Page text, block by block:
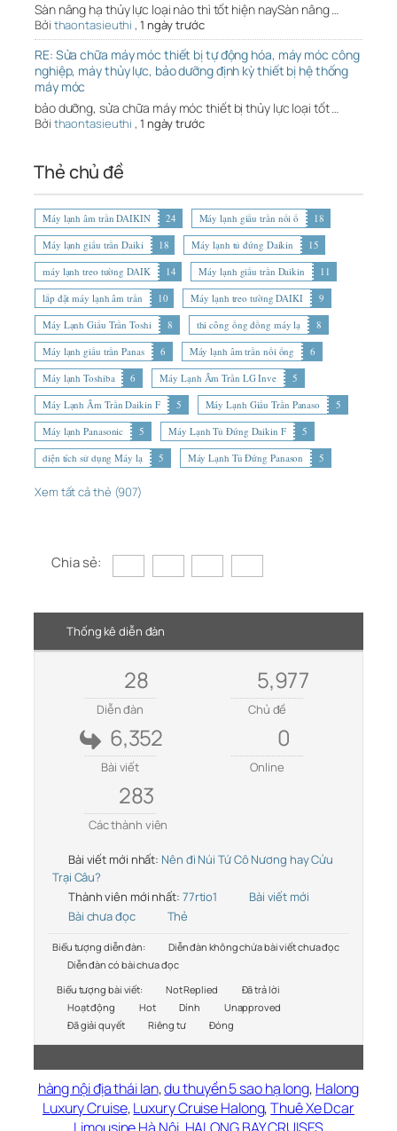
Sàn nâng hạ thủy lực loại nào thì tốt hiện naySàn nâng …
Bởi thaontasieuthi , 1 ngày trước
RE: Sửa chữa máy móc thiết bị tự động hóa, máy móc công
nghiệp, máy thủy lực, bảo dưỡng định kỳ thiết bị hệ thống
máy móc
bảo dưỡng, sửa chữa máy móc thiết bị thủy lực loại tốt …
Bởi thaontasieuthi , 1 ngày trước
Thẻ chủ đề
Máy lạnh âm trần DAIKIN 24 Máy lạnh giấu trần nối ố
18
Máy lạnh giấu trần Daiki
18 Máy lạnh tủ đứng Daikin
15
máy lạnh treo tường DAIK
14 Máy lạnh giấu trần Daikin
11
lắp đặt máy lạnh âm trần
10 Máy lạnh treo tường DAIKI
9
Máy Lạnh Giấu Trần Toshi
8 thi công ống đồng máy lạ
8
Máy lạnh giấu trần Panas
6 Máy lạnh âm trần nối ống
6
Máy lạnh Toshiba
6 Máy Lạnh Âm Trần LG Inve
5
Máy Lạnh Âm Trần Daikin F
5 Máy Lạnh Giấu Trần Panaso
5
Máy lạnh Panasonic
5 Máy Lạnh Tủ Đứng Daikin F
5
diện tích sử dụng Máy lạ
5 Máy Lạnh Tủ Đứng Panason 5
Xem tất cả thẻ (907)
Chia sẻ:
Thống kê diễn đàn
28
Diễn đàn
5,977
Chủ đề
6,352
Bài viết
0
Online
283
Các thành viên
Bài viết mới nhất: Nên đi Núi Tứ Cô Nương hay Cửu
Trại Câu?
Thành viên mới nhất: 77rtio1
Bài viết mới
Bài chưa đọc
Thẻ
Biểu tượng diễn đàn:
Diễn đàn không chứa bài viết chưa đọc
Diễn đàn có bài chưa đọc
Biểu tượng bài viết:
Not Replied
Đã trả lời
Hoạt động
Hot Dính
Unapproved
Đã giải quyết
Riêng tư Đóng
hàng nội địa thái lan,du thuyền 5 sao hạ long, Halong
Luxury Cruise,Luxury Cruise Halong,Thuê Xe Dcar